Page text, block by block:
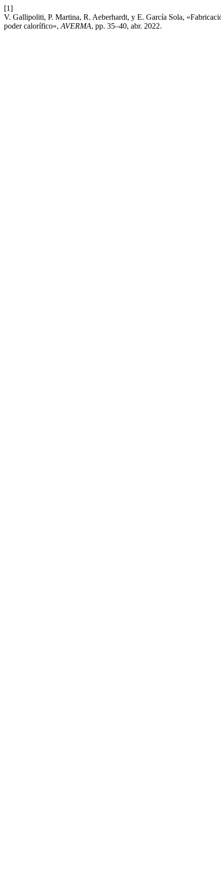
[1]
V. Gallipoliti, P. Martina, R. Aeberhardt, y E. García Sola,
poder calorífico», AVERMA, pp. 35–40, abr. 2022.